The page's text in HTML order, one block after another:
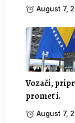
August 7,
Vozači,
promet i.
August 7,